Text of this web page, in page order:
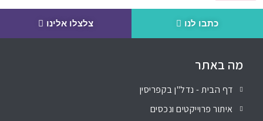
כתבו לנו צלצלו אלינו
מה באתר
דף הבית - נדל"ן בקפריסין
איתור פרוייקטים ונכסים